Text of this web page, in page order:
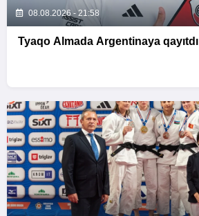
08.08.2026 - 21:58
Tyaqo Almada Argentinaya qayıtdı